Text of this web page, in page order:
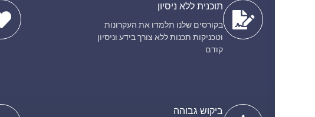
תוכנית ללא ניסיון
בקורסים שלנו תלמדו את העקרונות
וטכניקות תכנות ללא צורך בידע וניסיון
קודם
ביקוש גבוהה